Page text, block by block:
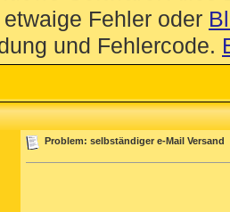
Fehler oder
und Fehlercode.
Problem: selbständiger e-Mail Versand